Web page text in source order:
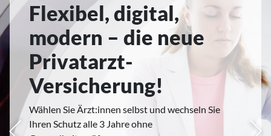
Flexibel, digital,
modern – die neue
Privatarzt-
Versicherung!
Wählen Sie Ärzt:innen selbst und wechseln Sie
Ihren Schutz alle 3 Jahre ohne